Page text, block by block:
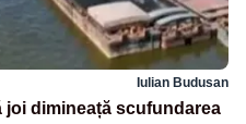
Iulian Budusan
joi dimineață scufundarea